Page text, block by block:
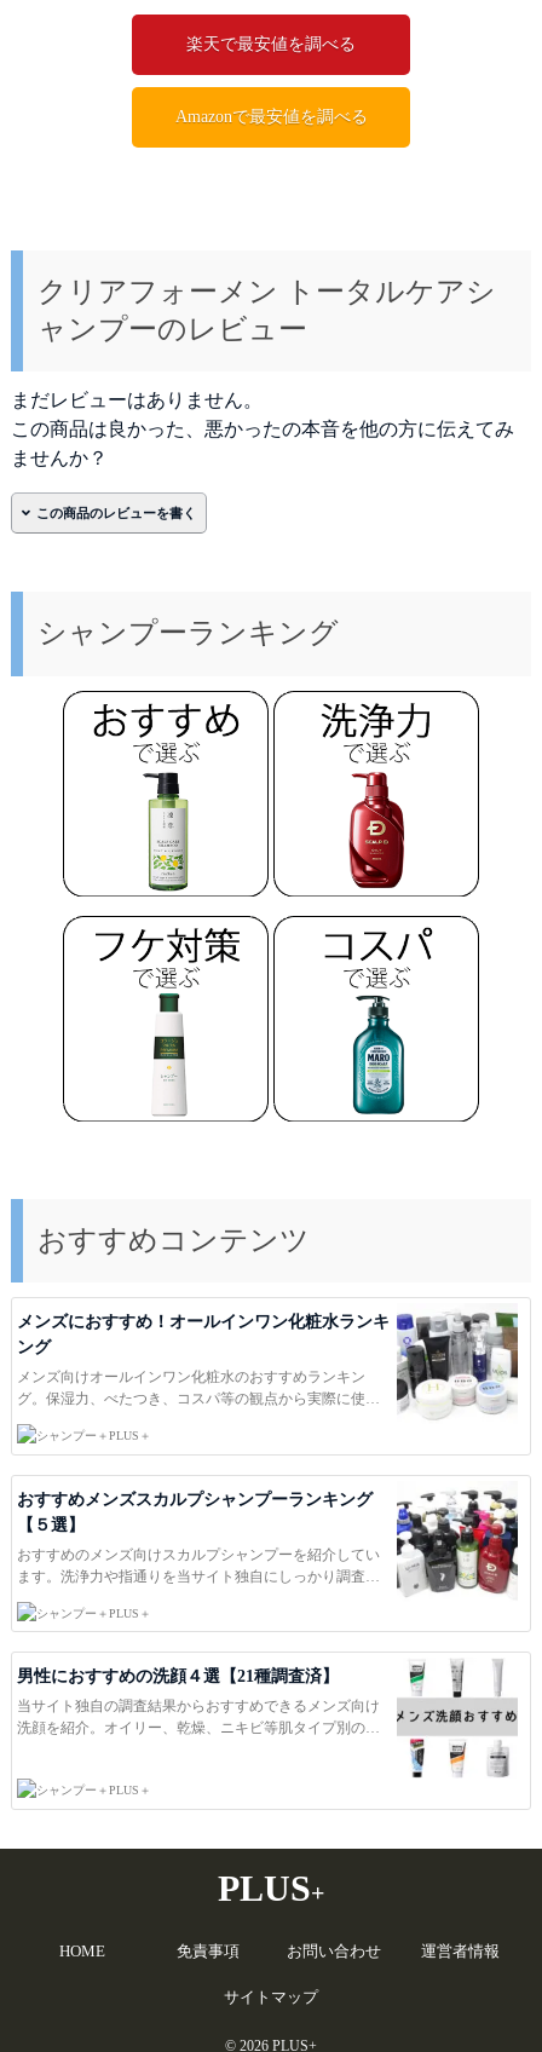
楽天で最安値を調べる
Amazonで最安値を調べる
クリアフォーメン トータルケアシ
ャンプーのレビュー
まだレビューはありません。
この商品は良かった、悪かったの本音を他の方に伝えてみ
ませんか？
メール(非公開)*
次回のコメントで使用するためブラウザーに自分の
名前、メールアドレス、サイトを保存する。
評価 必須
本文
画像を添付
シャンプーランキング
おすすめコンテンツ
メンズにおすすめ！オールインワン化粧水ランキ
ング
メンズ向けオールインワン化粧水のおすすめランキン
グ。保湿力、べたつき、コスパ等の観点から実際に使
用、検証して評価しました。スキンケアを気にする男性
の化粧水選びの参考にどうぞ。ＰＬＵＳ＋は洗浄力・保
る商品を紹介しています。日本一役に立つコスメ総合サ
イトを目指して。
PLUS＋
おすすめメンズスカルプシャンプーランキング
【５選】
おすすめのメンズ向けスカルプシャンプーを紹介してい
ます。洗浄力や指通りを当サイト独自にしっかり調査し
ていますのでシャンプー選びの参考にどうぞ。ＰＬＵＳ
＋は洗浄力・保湿力・風力・ｐH等を独自に調査し、本当
つコスメ総合サイトを目指して。
PLUS＋
男性におすすめの洗顔４選【21種調査済】
当サイト独自の調査結果からおすすめできるメンズ向け
洗顔を紹介。オイリー、乾燥、ニキビ等肌タイプ別のお
ｐH等を独自に調査し、本当におすすめ出来る商品を紹介
しています。日本一役に立つコスメ総合サイトを目指し
PLUS＋
PLUS+
HOME 免責事項 お問い合わせ 運営者情報
サイトマップ
© 2026 PLUS+